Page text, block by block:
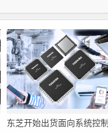
东芝开始出货面向系统控制